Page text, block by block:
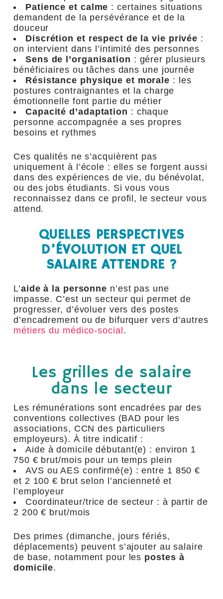
Patience et calme : certaines situations
demandent de la persévérance et de la
douceur
Discrétion et respect de la vie privée :
on intervient dans l’intimité des personnes
Sens de l’organisation : gérer plusieurs
bénéficiaires ou tâches dans une journée
Résistance physique et morale : les
postures contraignantes et la charge
émotionnelle font partie du métier
Capacité d’adaptation : chaque
personne accompagnée a ses propres
besoins et rythmes
Ces qualités ne s’acquièrent pas
uniquement à l’école : elles se forgent aussi
dans des expériences de vie, du bénévolat,
ou des jobs étudiants. Si vous vous
reconnaissez dans ce profil, le secteur vous
attend.
QUELLES PERSPECTIVES
D’ÉVOLUTION ET QUEL
SALAIRE ATTENDRE ?
L’aide à la personne n’est pas une
impasse. C’est un secteur qui permet de
progresser, d’évoluer vers des postes
d’encadrement ou de bifurquer vers d’autres
métiers du médico-social.
Les grilles de salaire
dans le secteur
Les rémunérations sont encadrées par des
conventions collectives (BAD pour les
associations, CCN des particuliers
employeurs). À titre indicatif :
Aide à domicile débutant(e) : environ 1
750 € brut/mois pour un temps plein
AVS ou AES confirmé(e) : entre 1 850 €
et 2 100 € brut selon l’ancienneté et
l’employeur
Coordinateur/trice de secteur : à partir de
2 200 € brut/mois
Des primes (dimanche, jours fériés,
déplacements) peuvent s’ajouter au salaire
de base, notamment pour les postes à
domicile.